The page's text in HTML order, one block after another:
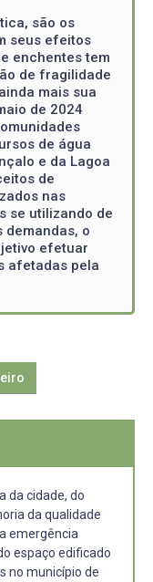
são os
seus efeitos
enchentes tem
de fragilidade
mais sua
de 2024
de água
e da Lagoa
de
nas
se utilizando de
o
efetuar
afetadas pela
da cidade, do
da qualidade
emergência
espaço edificado
no município de